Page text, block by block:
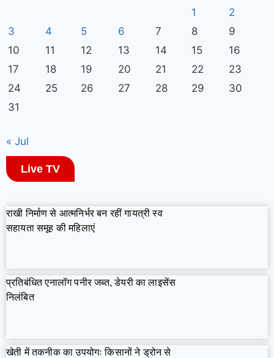
1
2
3
4 5 6 7 8
9
10
11 12 13 14 15
16
17
18 19 20 21 22
23
24
25 26 27 28 29
30
31
« Jul
Live TV
राखी निर्माण से आत्मनिर्भर बन रहीं गायत्री स्व
सहायता समूह की महिलाएं
प्रतिबंधित एनालॉग पनीर जब्त, डेयरी का लाइसेंस
निलंबित
खेती में तकनीक का उपयोगः किसानों ने ड्रोन से